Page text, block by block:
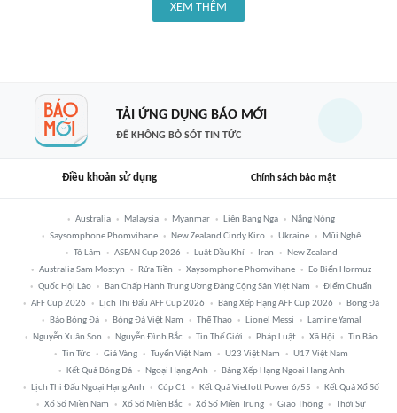
XEM THÊM
TẢI ỨNG DỤNG BÁO MỚI
ĐỂ KHÔNG BỎ SÓT TIN TỨC
Điều khoản sử dụng Chính sách bảo mật
Australia Malaysia Myanmar Liên Bang Nga
Nắng Nóng
Saysomphone Phomvihane
New Zealand Cindy Kiro Ukraine
Mũi Nghê
Tô Lâm
ASEAN Cup 2026 Luật Dầu Khí Iran
New Zealand
Australia Sam Mostyn
Rửa Tiền Xaysomphone Phomvihane
Eo Biển Hormuz
Quốc Hội Lào
Ban Chấp Hành Trung Ương Đảng Cộng Sản Việt Nam
Điểm Chuẩn
AFF Cup 2026
Lịch Thi Đấu AFF Cup 2026 Bảng Xếp Hạng AFF Cup 2026
Bóng Đá
Báo Bóng Đá
Bóng Đá Việt Nam Thể Thao Lionel Messi
Lamine Yamal
Nguyễn Xuân Son
Nguyễn Đình Bắc Tin Thế Giới Pháp Luật Xã Hội
Tin Bão
Tin Tức
Giá Vàng Tuyển Việt Nam U23 Việt Nam
U17 Việt Nam
Kết Quả Bóng Đá
Ngoại Hạng Anh
Bảng Xếp Hạng Ngoại Hạng Anh
Lịch Thi Đấu Ngoại Hạng Anh
Cúp C1 Kết Quả Vietlott Power 6/55
Kết Quả Xổ Số
Xổ Số Miền Nam
Xổ Số Miền Bắc Xổ Số Miền Trung Giao Thông Thời Sự